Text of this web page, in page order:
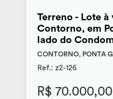
Terreno - Lote à
Contorno, em
lado do
CONTORNO, PONTA
Ref.: z2-126
R$ 70.000,00